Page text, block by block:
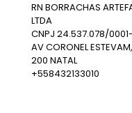
RN BORRACHAS
LTDA
CNPJ 24.537.078/
AV CORONEL
200 NATAL
+558432133010